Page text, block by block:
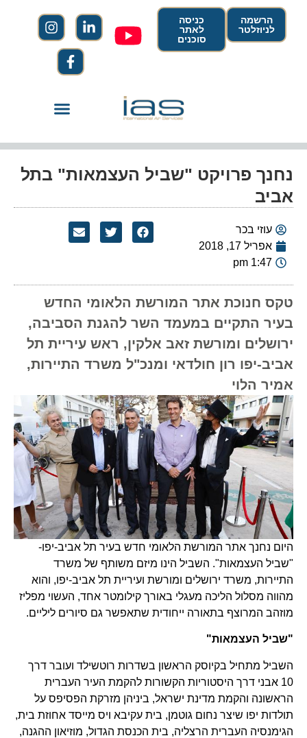
הרשמה
לניוזלטר
כניסה
לאתר
סוכנים
נחנך פרויקט "שביל העצמאות" בתל
אביב
עוזי בכר
אפריל 17, 2018
1:47 pm
טקס חנוכת אתר המורשת הלאומי החדש
בעיר התקיים במעמד השר להגנת הסביבה,
ירושלים ומורשת זאב אלקין, ראש עיריית תל
אביב-יפו רון חולדאי ומנכ"ל משרד התיירות,
אמיר הלוי
היום נחנך אתר המורשת הלאומי חדש בעיר תל אביב-יפו-
"שביל העצמאות". השביל הינו מיזם משותף של משרד
התיירות, משרד ירושלים ומורשת ועיריית תל אביב-יפו, והוא
מהווה מסלול הליכה מעגלי באורך קילומטר אחד, העשוי מפליז
מוזהב המרוצף בתאורה ייחודית שתאפשר גם סיורים ליליים.
"שביל העצמאות"
השביל מתחיל בקיוסק הראשון בשדרות רוטשילד ועובר דרך
10 אבני דרך היסטוריות הקשורות להקמת העיר העברית
הראשונה והקמת מדינת ישראל, ביניהן מזרקת הפסיפס על
תולדות יפו שיצר נחום גוטמן, בית עקיבא ויס מייסד אחוזת בית,
הגימנסיה העברית הרצליה, בית הכנסת הגדול, מוזיאון ההגנה,